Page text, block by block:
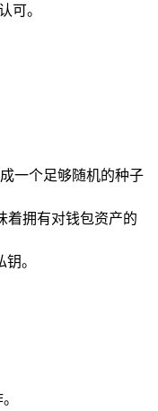
可。
一个足够随机的种子
着拥有对钱包资产的
。